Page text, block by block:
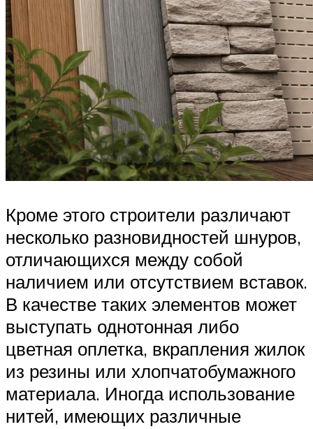
Кроме этого строители различают
несколько разновидностей шнуров,
отличающихся между собой
наличием или отсутствием вставок.
В качестве таких элементов может
выступать однотонная либо
цветная оплетка, вкрапления жилок
из резины или хлопчатобумажного
материала. Иногда использование
нитей, имеющих различные